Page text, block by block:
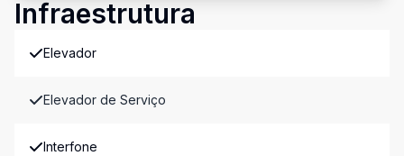
Infraestrutura
Elevador
Elevador de Serviço
Interfone